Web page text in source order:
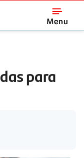
Menu
para